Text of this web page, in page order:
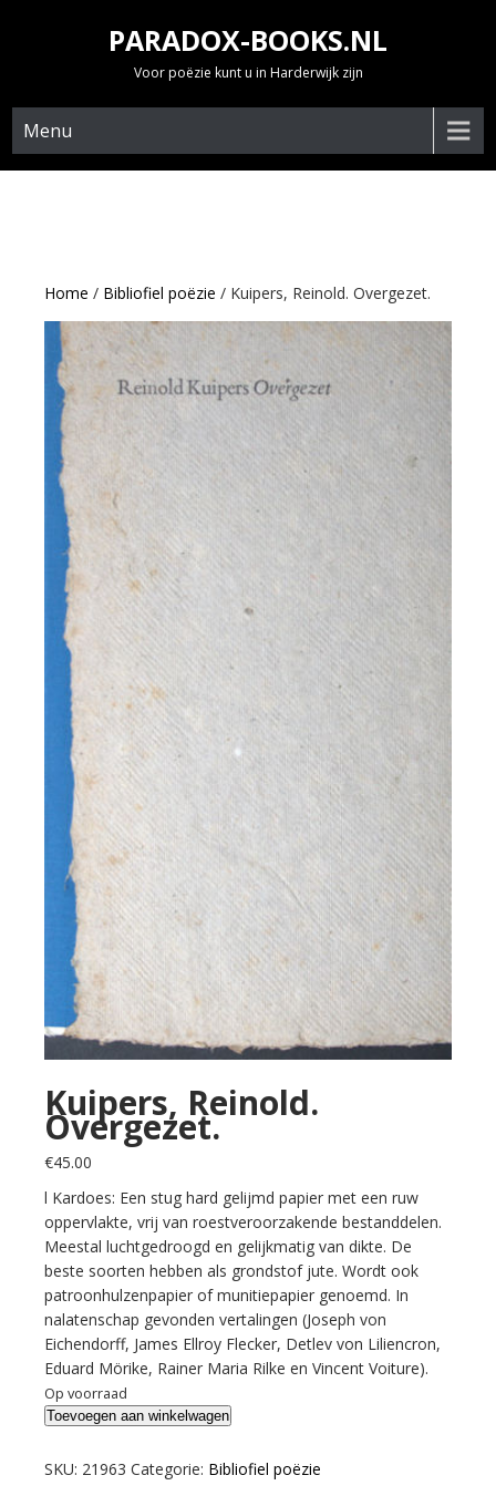
PARADOX-BOOKS.NL
Voor poëzie kunt u in Harderwijk zijn
Menu
Home / Bibliofiel poëzie / Kuipers, Reinold. Overgezet.
Kuipers, Reinold.
Overgezet.
€45.00
l Kardoes: Een stug hard gelijmd papier met een ruw
oppervlakte, vrij van roestveroorzakende bestanddelen.
Meestal luchtgedroogd en gelijkmatig van dikte. De
beste soorten hebben als grondstof jute. Wordt ook
patroonhulzenpapier of munitiepapier genoemd. In
nalatenschap gevonden vertalingen (Joseph von
Eichendorff, James Ellroy Flecker, Detlev von Liliencron,
Eduard Mörike, Rainer Maria Rilke en Vincent Voiture).
Op voorraad
Kuipers,
Overgezet.
Toevoegen aan winkelwagen
SKU: 21963 Categorie: Bibliofiel poëzie